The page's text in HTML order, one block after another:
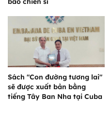
Sách "Con đường tương lai"
sẽ được xuất bản bằng
tiếng Tây Ban Nha tại Cuba